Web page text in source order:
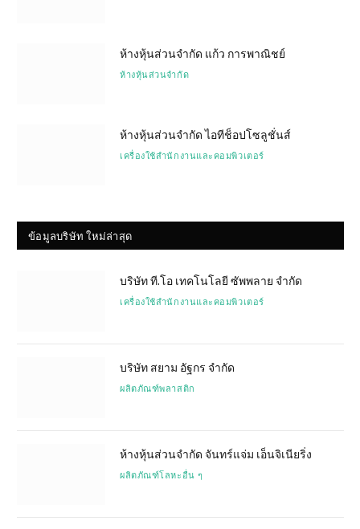
ห้างหุ้นส่วนจำกัด แก้ว การพาณิชย์
ห้างหุ้นส่วนจำกัด
ห้างหุ้นส่วนจำกัด ไอทีช็อปโซลูชั่นส์
เครื่องใช้สำนักงานและคอมพิวเตอร์
ข้อมูลบริษัท ใหม่ล่าสุด
บริษัท ที.โอ เทคโนโลยี ซัพพลาย จำกัด
เครื่องใช้สำนักงานและคอมพิวเตอร์
บริษัท สยาม อัฐกร จำกัด
ผลิตภัณฑ์พลาสติก
ห้างหุ้นส่วนจำกัด จันทร์แจ่ม เอ็นจิเนียริ่ง
ผลิตภัณฑ์โลหะอื่น ๆ